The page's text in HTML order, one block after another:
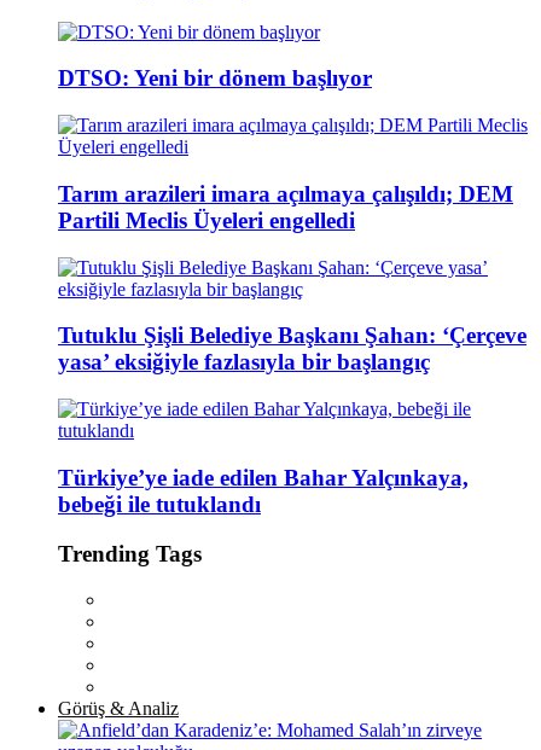
DTSO: Yeni bir dönem başlıyor
Tarım arazileri imara açılmaya çalışıldı; DEM
Partili Meclis Üyeleri engelledi
Tutuklu Şişli Belediye Başkanı Şahan: ‘Çerçeve
yasa’ eksiğiyle fazlasıyla bir başlangıç
Türkiye’ye iade edilen Bahar Yalçınkaya,
bebeği ile tutuklandı
Trending Tags
Görüş & Analiz